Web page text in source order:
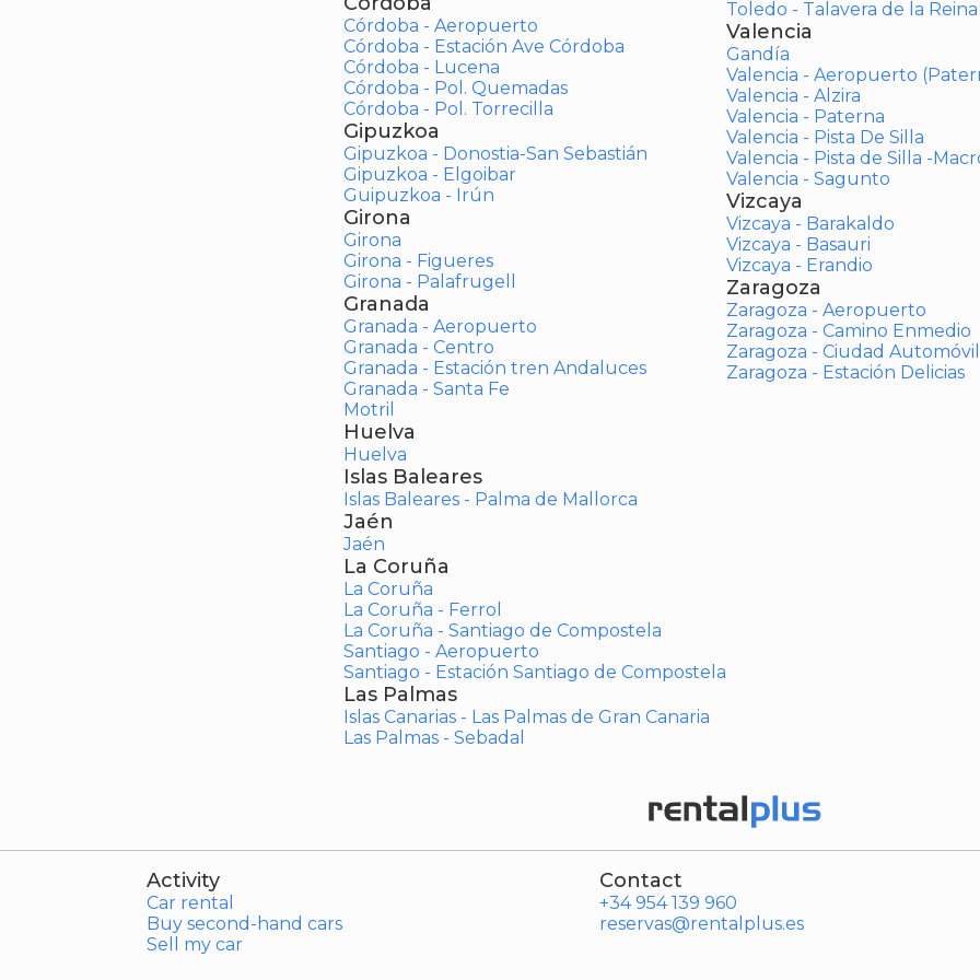
Córdoba - Aeropuerto
Córdoba - Estación Ave Córdoba
Córdoba - Lucena
Córdoba - Pol. Quemadas
Córdoba - Pol. Torrecilla
Gipuzkoa
Gipuzkoa - Donostia-San Sebastián
Gipuzkoa - Elgoibar
Guipuzkoa - Irún
Girona
Girona
Girona - Figueres
Girona - Palafrugell
Granada
Granada - Aeropuerto
Granada - Centro
Granada - Estación tren Andaluces
Granada - Santa Fe
Motril
Huelva
Huelva
Islas Baleares
Islas Baleares - Palma de Mallorca
Jaén
Jaén
La Coruña
La Coruña
La Coruña - Ferrol
La Coruña - Santiago de Compostela
Santiago - Aeropuerto
Santiago - Estación Santiago de Compostela
Las Palmas
Islas Canarias - Las Palmas de Gran Canaria
Las Palmas - Sebadal
Toledo - Talavera de la Reina
Valencia
Gandía
Valencia - Aeropuerto
Valencia - Alzira
Valencia - Paterna
Valencia - Pista De Silla
Valencia - Pista de Silla -
Valencia - Sagunto
Vizcaya
Vizcaya - Barakaldo
Vizcaya - Basauri
Vizcaya - Erandio
Zaragoza
Zaragoza - Aeropuerto
Zaragoza - Camino Enmedio
Zaragoza - Ciudad Automóvil
Zaragoza - Estación Delicias
Activity
Car rental
Buy second-hand cars
Sell my car
Contact
+34 954 139 960
reservas@rentalplus.es